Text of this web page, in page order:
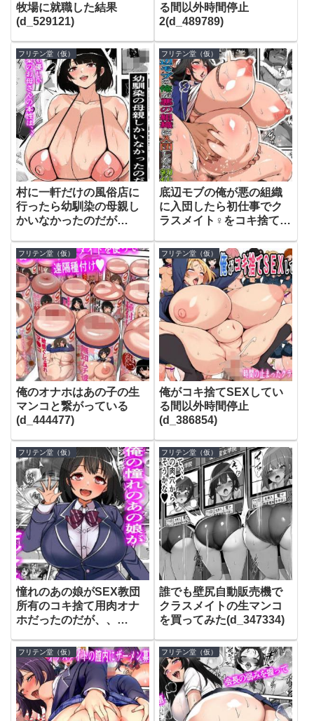
牧場に就職した結果
(d_529121)
る間以外時間停止
2(d_489789)
フリテン堂（仮）
村に一軒だけの風俗店に
行ったら幼馴染の母親し
かいなかったのだが
フリテン堂（仮）
底辺モブの俺が悪の組織
に入団したら初仕事でク
ラスメイト♀をコキ捨てす
(d_457324)
フリテン堂（仮）
俺のオナホはあの子の生
マンコと繋がっている
(d_444477)
フリテン堂（仮）
俺がコキ捨てSEXしてい
る間以外時間停止
(d_386854)
フリテン堂（仮）
憧れのあの娘がSEX教団
所有のコキ捨て用肉オナ
ホだったのだが、、
フリテン堂（仮）
誰でも壁尻自動販売機で
クラスメイトの生マンコ
を買ってみた(d_347334)
フリテン堂（仮） フリテン堂（仮）